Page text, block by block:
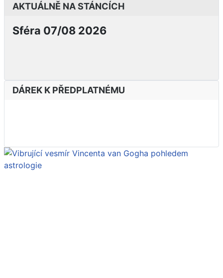
AKTUÁLNĚ NA STÁNCÍCH
Sféra 07/08 2026
DÁREK K PŘEDPLATNÉMU